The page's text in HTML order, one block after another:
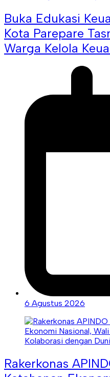
Buka Edukasi
Kota Parepare
Warga Kelola
6 Agustus 2026
Rakerkonas